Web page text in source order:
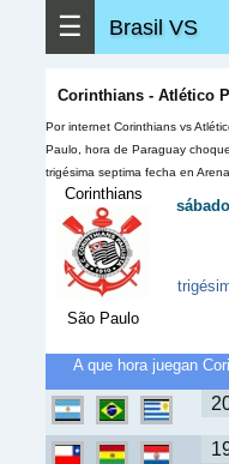
☰ Brasil VS
Corinthians - Atlético
Por internet Corinthians vs
Paulo, hora de Paraguay
trigésima septima fecha en
Corinthians
São Paulo
A que hora juegan